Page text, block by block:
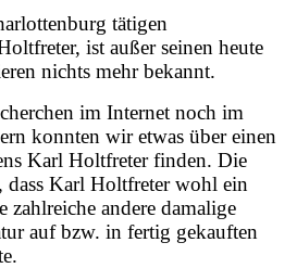
tätigen
ist außer seinen heute
nichts mehr bekannt.
im Internet noch im
konnten wir etwas über einen
Karl Holtfreter finden. Die
dass Karl Holtfreter wohl ein
zahlreiche andere damalige
auf bzw. in fertig gekauften